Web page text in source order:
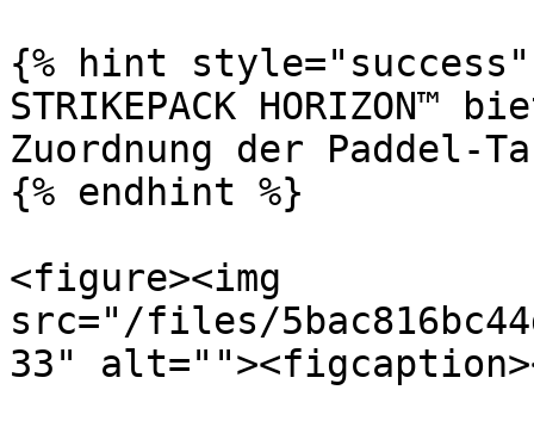
{% hint style="success"
STRIKEPACK
Zuordnung der Paddel-
{% endhint %}
<figure><img
src="/files/
33"